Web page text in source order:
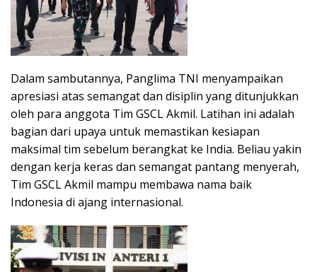
Dalam sambutannya, Panglima TNI menyampaikan
apresiasi atas semangat dan disiplin yang ditunjukkan
oleh para anggota Tim GSCL Akmil. Latihan ini adalah
bagian dari upaya untuk memastikan kesiapan
maksimal tim sebelum berangkat ke India. Beliau yakin
dengan kerja keras dan semangat pantang menyerah,
Tim GSCL Akmil mampu membawa nama baik
Indonesia di ajang internasional.